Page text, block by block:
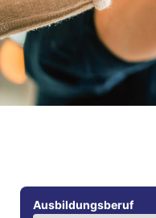
Ausbildungsberuf